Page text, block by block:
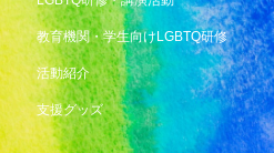
教育機関・学生向けLGBTQ研修
活動紹介
支援グッズ